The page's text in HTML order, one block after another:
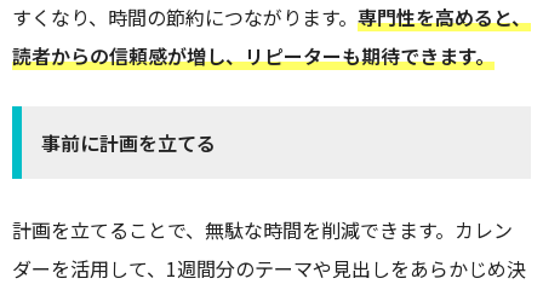
すくなり、時間の節約につながります。 専門性を高めると、
読者からの信頼感が増し、リピーターも期待できます。
事前に計画を立てる
計画を立てることで、無駄な時間を削減できます。カレン
ダーを活用して、1週間分のテーマや見出しをあらかじめ決